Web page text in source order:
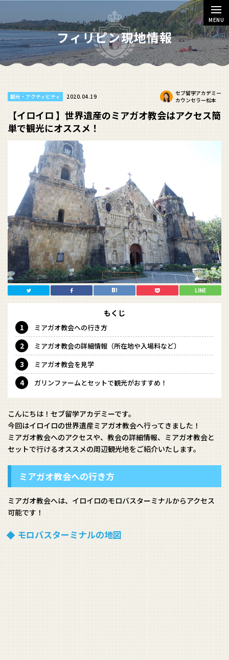
MENU
フィリピン現地情報
観光・アクティビティ 2020.04.19
セブ留学アカデミー
カウンセラー松本
【イロイロ 】世界遺産のミアガオ教会はアクセス簡
単で観光にオススメ！
LINE
もくじ
ミアガオ教会への行き方
ミアガオ教会の詳細情報（所在地や入場料など）
ミアガオ教会を見学
ガリンファームとセットで観光がおすすめ！
こんにちは！セブ留学アカデミーです。
今回はイロイロの世界遺産ミアガオ教会へ行ってきました！
ミアガオ教会へのアクセスや、教会の詳細情報、ミアガオ教会と
セットで行けるオススメの周辺観光地をご紹介いたします。
ミアガオ教会への行き方
ミアガオ教会へは、イロイロのモロバスターミナルからアクセス
可能です！
モロバスターミナルの地図